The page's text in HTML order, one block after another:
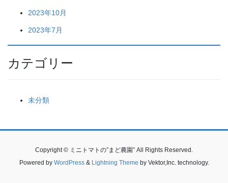
2023年10月
2023年7月
カテゴリー
未分類
Copyright © ミニトマトの”まど農園” All Rights Reserved.
Powered by WordPress& Lightning Theme by Vektor,Inc. technology.